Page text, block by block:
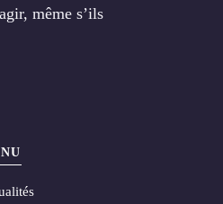
même s’ils